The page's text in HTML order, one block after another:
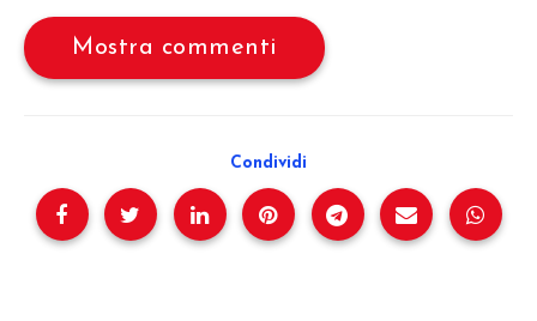
Mostra commenti
Condividi